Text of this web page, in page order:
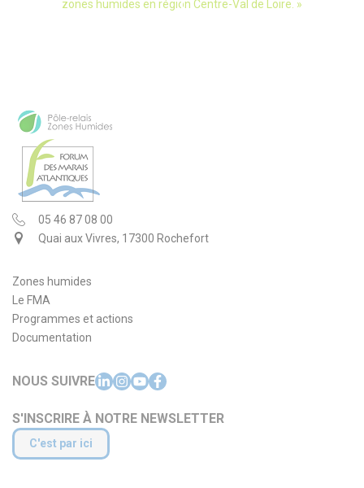
zones humides en région Centre-Val de Loire. »
05 46 87 08 00
Quai aux Vivres, 17300 Rochefort
Zones humides
Le FMA
Programmes et actions
Documentation
NOUS SUIVRE
S'INSCRIRE À NOTRE NEWSLETTER
C'est par ici